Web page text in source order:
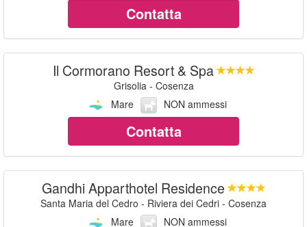
Contatta
Il Cormorano Resort & Spa
Grisolia - Cosenza
Mare
NON ammessi
Contatta
Gandhi Apparthotel Residence
Santa Maria del Cedro - Riviera dei Cedri - Cosenza
Mare
NON ammessi